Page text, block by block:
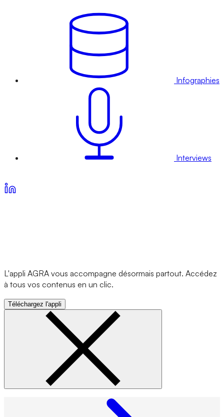
Infographies
Interviews
L'appli AGRA vous accompagne désormais partout. Accédez
à tous vos contenus en un clic.
Téléchargez l'appli